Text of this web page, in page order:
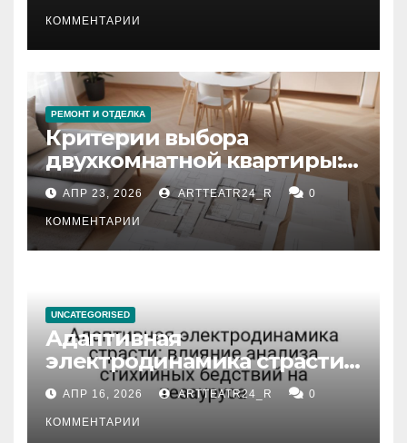
КОММЕНТАРИИ
РЕМОНТ И ОТДЕЛКА
Критерии выбора
двухкомнатной квартиры:
планировка, площадь,
состояние и документация
АПР 23, 2026 ARTTEATR24_R 0
КОММЕНТАРИИ
UNCATEGORISED
Адаптивная
электродинамика страсти:
влияние анализа
стихийных бедствий на
тезауруса
АПР 16, 2026 ARTTEATR24_R 0
КОММЕНТАРИИ